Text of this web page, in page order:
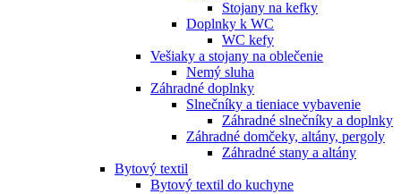
Stojany na kefky
Doplnky k WC
WC kefy
Vešiaky a stojany na oblečenie
Nemý sluha
Záhradné doplnky
Slnečníky a tieniace vybavenie
Záhradné slnečníky a doplnky
Záhradné domčeky, altány, pergoly
Záhradné stany a altány
Bytový textil
Bytový textil do kuchyne